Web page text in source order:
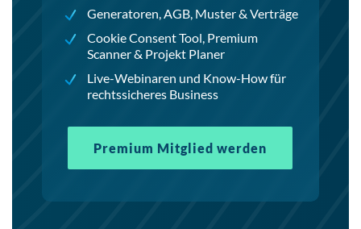
Generatoren, AGB, Muster & Verträge
Cookie Consent Tool, Premium
Scanner & Projekt Planer
Live-Webinaren und Know-How für
rechtssicheres Business
Premium Mitglied werden